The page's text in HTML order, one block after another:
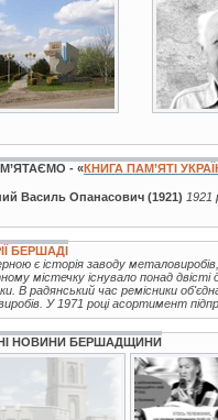
2 фото
- «КНИГА ПАМ’ЯТІ
Василь Опанасович (1921) 1921
БЕРШАДІ
є історія заводу
містечку існувало понад двісті
В радянський час ремісники
У 1971 році асортимент
НОВИНИ БЕРШАДЩИНИ